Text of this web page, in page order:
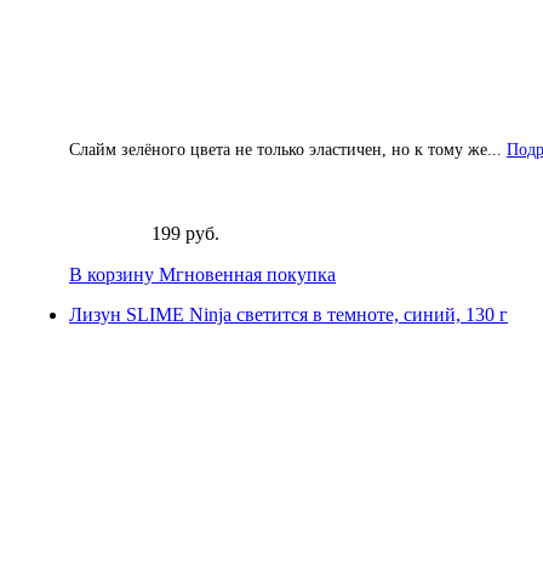
Слайм зелёного цвета не только эластичен, но к тому же...
199 руб.
В корзину Мгновенная покупка
Лизун SLIME Ninja светится в темноте, синий, 130 г